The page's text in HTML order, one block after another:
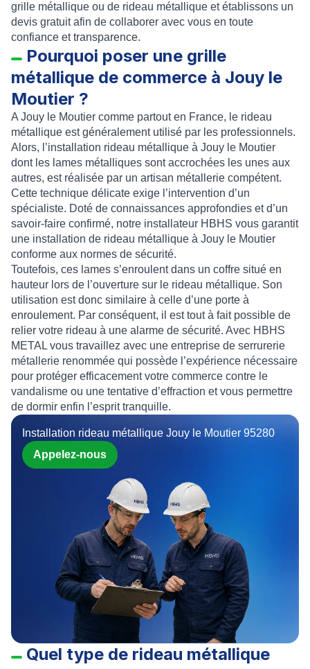
grille métallique ou de rideau métallique et établissons un
devis gratuitafin de collaborer avec vous en toute
confiance et transparence.
Pourquoi poser une grille
métallique de commerce à Jouy le
Moutier ?
A Jouy le Moutier comme partout en France, le rideau
métallique est généralement utilisé par les professionnels.
Alors, l’installation rideau métallique à Jouy le Moutier
dont les lames métalliques sont accrochées les unes aux
autres, est réalisée par un artisan métallerie compétent.
Cette technique délicate exige l’intervention d’un
spécialiste. Doté de connaissances approfondies et d’un
savoir-faire confirmé, notre installateur HBHS vous garantit
une installation de rideau métallique à Jouy le Moutier
conforme aux normes de sécurité.
Toutefois, ces lames s’enroulent dans un coffre situé en
hauteur lors de l’ouverture sur le rideau métallique. Son
utilisation est donc similaire à celle d’une porte à
enroulement. Par conséquent, il est tout à fait possible de
relier votre rideau à une alarme de sécurité. Avec HBHS
METAL vous travaillez avec une entreprise de serrurerie
métallerie renommée qui possède l’expérience nécessaire
pour protéger efficacement votre commerce contre le
vandalisme ou une tentative d’effraction et vous permettre
de dormir enfin l’esprit tranquille.
Installation rideau métallique Jouy le Moutier 95280
Appelez-nous
Quel type de rideau métallique